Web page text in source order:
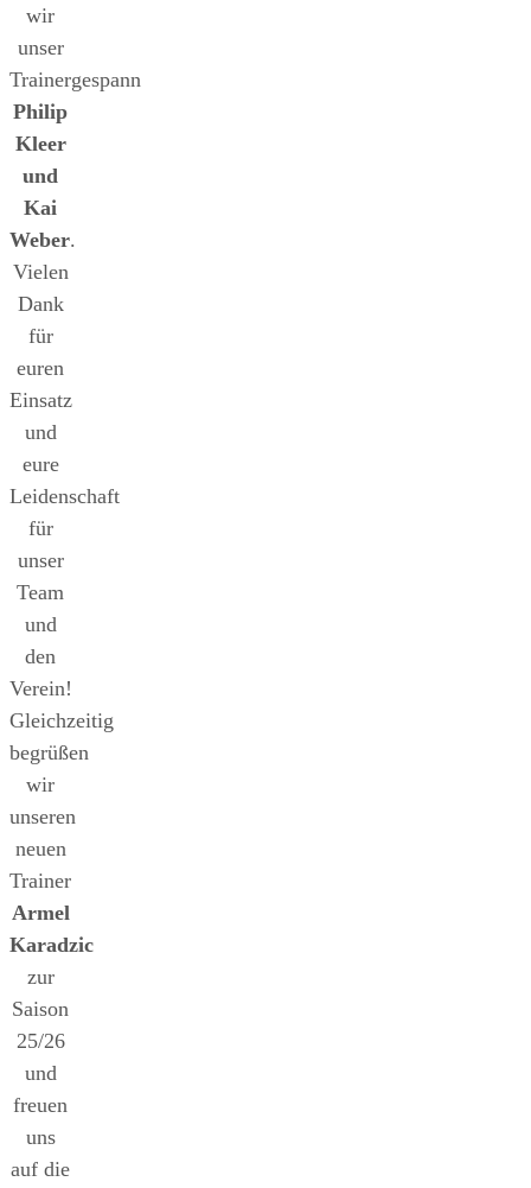
wir
unser
Trainergespann
Philip
Kleer
und
Kai
Weber.
Vielen
Dank
für
euren
Einsatz
und
eure
Leidenschaft
für
unser
Team
und
den
Verein!
Gleichzeitig
begrüßen
wir
unseren
neuen
Trainer
Armel
Karadzic
zur
Saison
25/26
und
freuen
uns
auf die